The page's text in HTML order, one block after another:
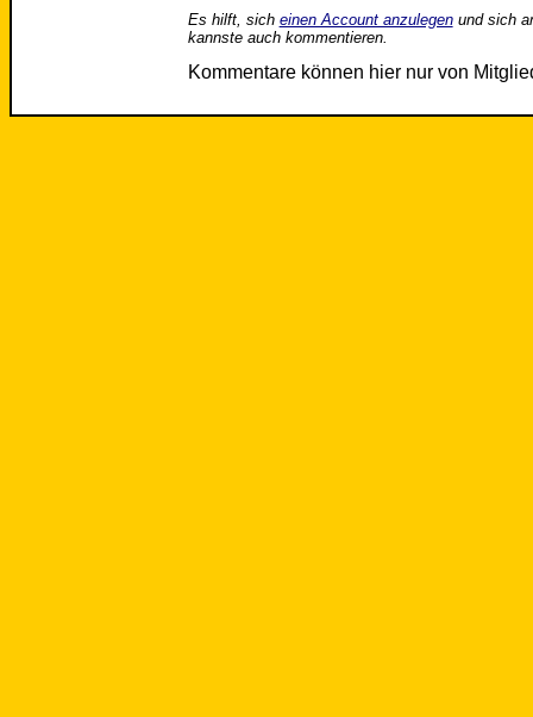
Es hilft, sich einen Account anzulegenund sich
kannste auch kommentieren.
Kommentare können hier nur von